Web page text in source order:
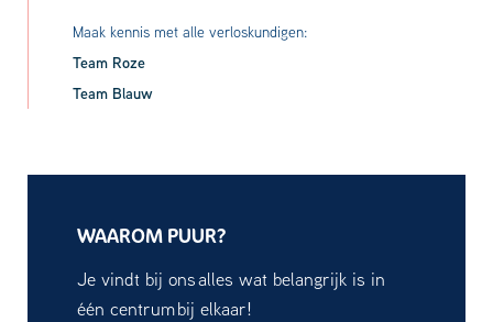
Maak kennis met alle verloskundigen:
Team Roze
Team Blauw
WAAROM PUUR?
Je vindt bij ons alles wat belangrijk is in
één centrum bij elkaar!